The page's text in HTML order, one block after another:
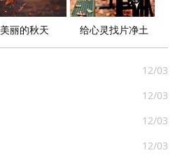
美丽的秋天 给心灵找片净土
12/03
12/03
12/03
12/03